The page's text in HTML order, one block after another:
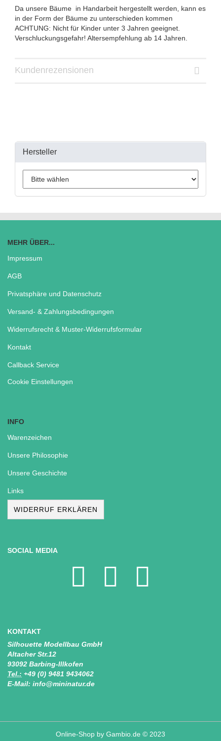
Da unsere Bäume in Handarbeit hergestellt werden, kann es
in der Form der Bäume zu unterschieden kommen
ACHTUNG: Nicht für Kinder unter 3 Jahren geeignet.
Verschluckungsgefahr! Altersempfehlung ab 14 Jahren.
Kundenrezensionen
Hersteller
MEHR ÜBER...
Impressum
AGB
Privatsphäre und Datenschutz
Versand- & Zahlungsbedingungen
Widerrufsrecht & Muster-Widerrufsformular
Kontakt
Callback Service
Cookie Einstellungen
INFO
Warenzeichen
Unsere Philosophie
Unsere Geschichte
Links
WIDERRUF ERKLÄREN
SOCIAL MEDIA
KONTAKT
Silhouette Modellbau GmbH
Altacher Str.12
93092 Barbing-Illkofen
Tel.: +49 (0) 9481 9434062
E-Mail: info@mininatur.de
Online-Shop by Gambio.de © 2023